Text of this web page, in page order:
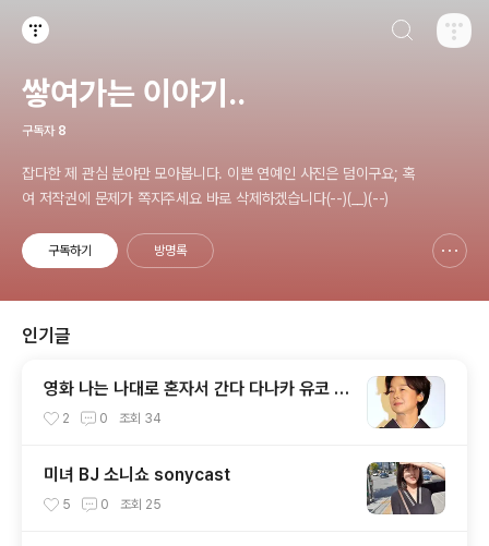
쌓여가는 이야기..
구독자 8
잡다한 제 관심 분야만 모아봅니다. 이쁜 연예인 사진은 덤이구요; 혹
여 저작권에 문제가 쪽지주세요 바로 삭제하겠습니다(--)(__)(--)
구독하기 방명록
인기글
영화 나는 나대로 혼자서 간다 다나카 유코 T
anaka Yuko, 田中裕子
2 0 조회 34
미녀 BJ 소니쇼 sonycast
5 0 조회 25